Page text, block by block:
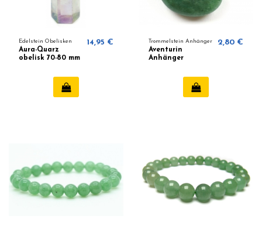
Edelstein Obelisken
Aura-Quarz
obelisk 70-80 mm
14,95 € Trommelstein Anhänger
Aventurin
Anhänger
2,80 €